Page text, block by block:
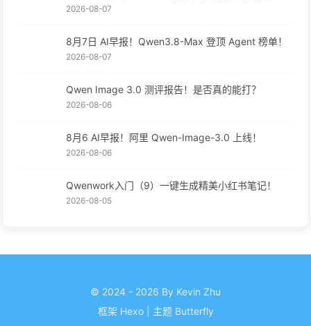
2026-08-07
8月7日 AI早报！Qwen3.8-Max 登顶 Agent 榜单！
2026-08-07
Qwen Image 3.0 测评报告！是否真的能打？
2026-08-06
8月6 AI早报！阿里 Qwen-Image-3.0 上线！
2026-08-06
Qwenwork入门（9）一键生成精美小红书笔记！
2026-08-05
© 2024 - 2026 By Kevin Zhu
框架 Hexo 主题 Butterfly